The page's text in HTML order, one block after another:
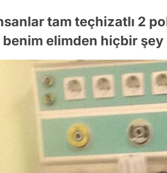
tam teçhizatlı 2
benim elimden hiçbir şey